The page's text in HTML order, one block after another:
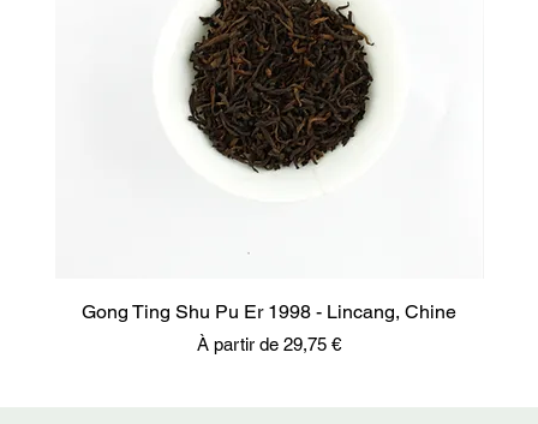
Gong Ting Shu Pu Er 1998 - Lincang, Chine
À partir de 29,75 €
Prix promotionnel